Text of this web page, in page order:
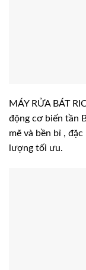
MÁY RỬA BÁT
động cơ biến tần
mẽ và bền bỉ ,
lượng tối ưu.